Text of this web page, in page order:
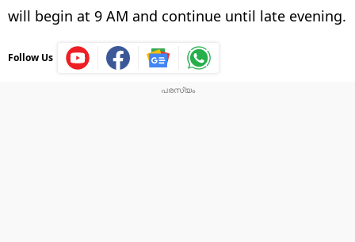
will begin at 9 AM and continue until late evening.
Follow Us